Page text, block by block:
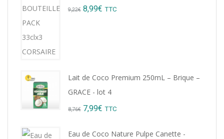
9,22€ Original
8,99€ Current
TTC
Lait de Coco Premium 250mL – Brique –
GRACE - lot 4
8,76€ Original
7,99€ Current
TTC
Eau de Coco Nature Pulpe Canette -